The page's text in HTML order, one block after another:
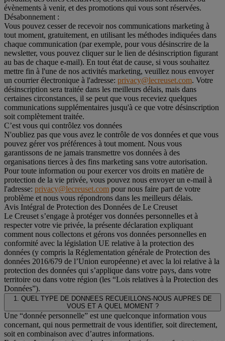
évènements à venir, et des promotions qui vous sont réservées.
Désabonnement :
Vous pouvez cesser de recevoir nos communications marketing à
tout moment, gratuitement, en utilisant les méthodes indiquées dans
chaque communication (par exemple, pour vous désinscrire de la
newsletter, vous pouvez cliquer sur le lien de désinscription figurant
au bas de chaque e-mail). En tout état de cause, si vous souhaitez
mettre fin à l'une de nos activités marketing, veuillez nous envoyer
un courrier électronique à l'adresse: privacy@lecreuset.com. Votre
désinscription sera traitée dans les meilleurs délais, mais dans
certaines circonstances, il se peut que vous receviez quelques
communications supplémentaires jusqu'à ce que votre désinscription
soit complètement traitée.
C’est vous qui contrôlez vos données
N'oubliez pas que vous avez le contrôle de vos données et que vous
pouvez gérer vos préférences à tout moment. Nous vous
garantissons de ne jamais transmettre vos données à des
organisations tierces à des fins marketing sans votre autorisation.
Pour toute information ou pour exercer vos droits en matière de
protection de la vie privée, vous pouvez nous envoyer un e-mail à
l'adresse: privacy@lecreuset.com pour nous faire part de votre
problème et nous vous répondrons dans les meilleurs délais.
Avis Intégral de Protection des Données de Le Creuset
Le Creuset s’engage à protéger vos données personnelles et à
respecter votre vie privée, la présente déclaration expliquant
comment nous collectons et gérons vos données personnelles en
conformité avec la législation UE relative à la protection des
données (y compris la Réglementation générale de Protection des
données 2016/679 de l’Union européenne) et avec la loi relative à la
protection des données qui s’applique dans votre pays, dans votre
territoire ou dans votre région (les “Lois relatives à la Protection des
Données”).
1. QUEL TYPE DE DONNEES RECUEILLONS-NOUS AUPRES DE
VOUS ET A QUEL MOMENT ?
Une “donnée personnelle” est une quelconque information vous
concernant, qui nous permettrait de vous identifier, soit directement,
soit en combinaison avec d’autres informations.